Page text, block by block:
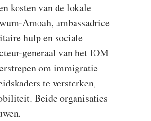
kosten van de lokale
Amoah, ambassadrice
hulp en sociale
generaal van het IOM
om immigratie
te versterken,
Beide organisaties